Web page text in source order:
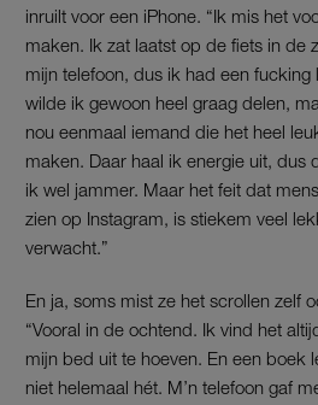
inruilt voor een iPhone. “Ik mis het
maken. Ik zat laatst op de fiets in de
mijn telefoon, dus ik had een
wilde ik gewoon heel graag delen,
nou eenmaal iemand die het heel
maken. Daar haal ik energie uit, dus
ik wel jammer. Maar het feit dat
zien op Instagram, is stiekem veel
verwacht.”
En ja, soms mist ze het scrollen zelf
“Vooral in de ochtend. Ik vind het
mijn bed uit te hoeven. En een boek
niet helemaal hét. M’n telefoon gaf